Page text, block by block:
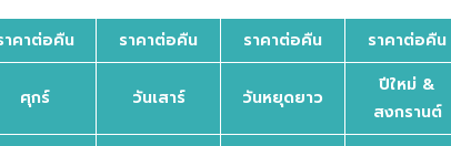
าคาต่อคืน ราคาต่อคืน ราคาต่อคืน ราคาต่อคืน
ศุกร์ วันเสาร์ วันหยุดยาว
ปีใหม่ &
สงกรานต์